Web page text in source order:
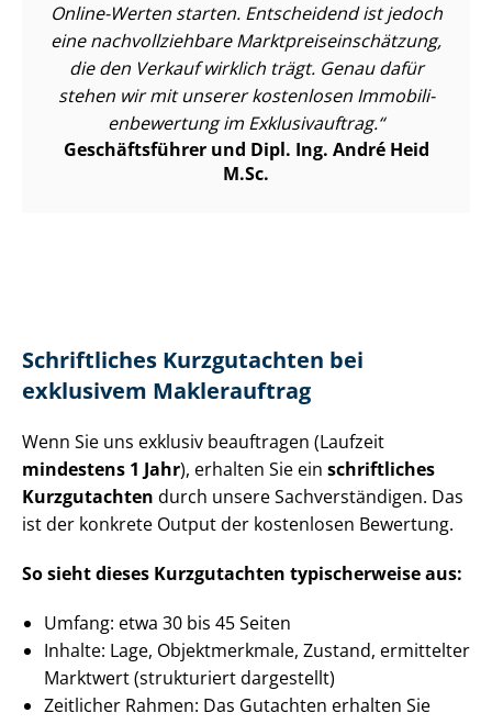
Online-Werten starten. Entscheidend ist jedoch
eine nach­voll­zieh­ba­re Markt­preis­ein­schät­zung,
die den Verkauf wirklich trägt. Genau dafür
stehen wir mit unserer kostenlosen Im­mo­bi­li­
en­be­wer­tung im Exklusivauftrag.
Geschäftsführer und Dipl. Ing. André Heid
M.Sc.
Schriftliches Kurzgutachten bei
exklusivem Maklerauftrag
Wenn Sie uns exklusiv beauftragen (Laufzeit
mindestens 1 Jahr), erhalten Sie ein schriftliches
Kurzgutachten durch unsere Sach­ver­stän­di­gen. Das
ist der konkrete Output der kostenlosen Bewertung.
So sieht dieses Kurzgutachten typischerweise aus:
Umfang: etwa 30 bis 45 Seiten
Inhalte: Lage, Objektmerkmale, Zustand, ermittelter
Marktwert (strukturiert dargestellt)
Zeitlicher Rahmen: Das Gutachten erhalten Sie